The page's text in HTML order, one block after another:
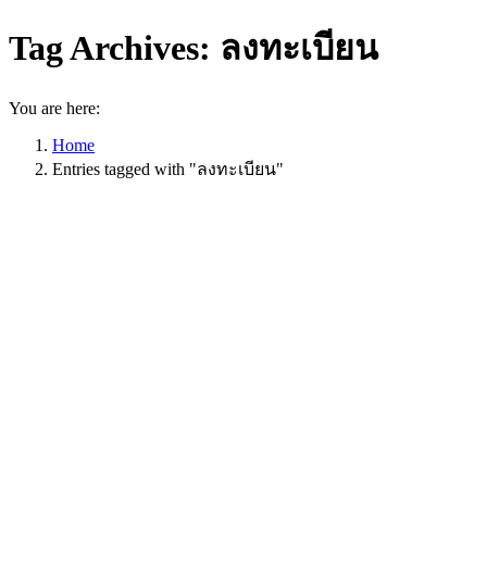
Tag Archives: ลงทะเบียน
You are here:
Home
Entries tagged with "ลงทะเบียน"